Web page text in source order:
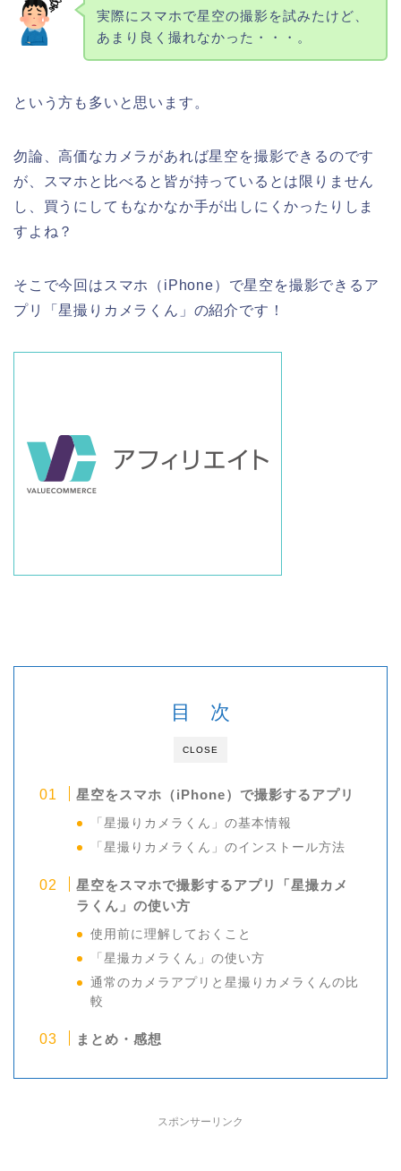
実際にスマホで星空の撮影を試みたけど、
あまり良く撮れなかった・・・。
という方も多いと思います。
勿論、高価なカメラがあれば星空を撮影できるのです
が、スマホと比べると皆が持っているとは限りません
し、買うにしてもなかなか手が出しにくかったりしま
すよね？
そこで今回はスマホ（iPhone）で星空を撮影できるア
プリ「星撮りカメラくん」の紹介です！
CLOSE
目 次
星空をスマホ（iPhone）で撮影するアプリ
「星撮りカメラくん」の基本情報
「星撮りカメラくん」のインストール方法
星空をスマホで撮影するアプリ「星撮カメ
ラくん」の使い方
使用前に理解しておくこと
「星撮カメラくん」の使い方
通常のカメラアプリと星撮りカメラくんの比
較
まとめ・感想
スポンサーリンク